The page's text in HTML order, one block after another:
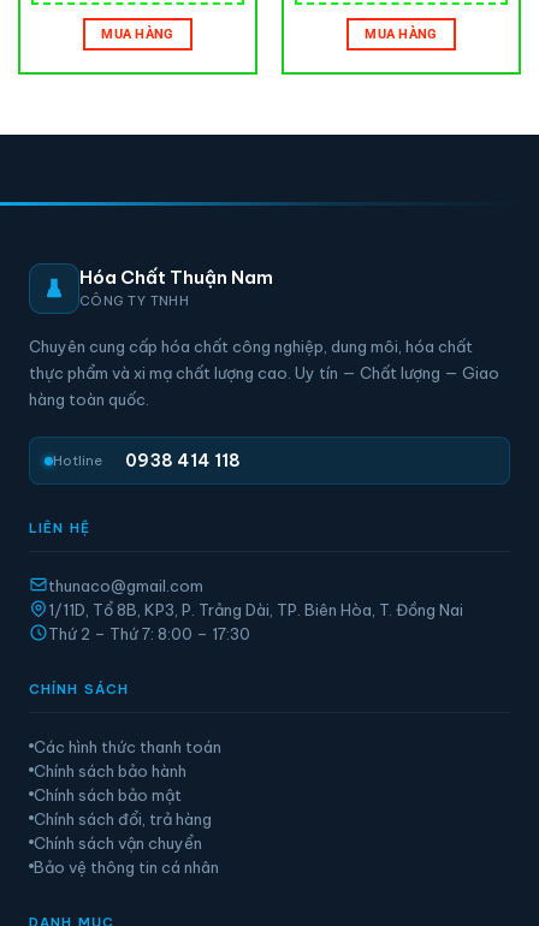
MUA HÀNG MUA HÀNG
Hóa Chất Thuận Nam
CÔNG TY TNHH
Chuyên cung cấp hóa chất công nghiệp, dung môi, hóa chất
thực phẩm và xi mạ chất lượng cao. Uy tín — Chất lượng — Giao
hàng toàn quốc.
Hotline 0938 414 118
LIÊN HỆ
thunaco@gmail.com
1/11D, Tổ 8B, KP3, P. Trảng Dài, TP. Biên Hòa, T. Đồng Nai
Thứ 2 – Thứ 7: 8:00 – 17:30
CHÍNH SÁCH
Các hình thức thanh toán
Chính sách bảo hành
Chính sách bảo mật
Chính sách đổi, trả hàng
Chính sách vận chuyển
Bảo vệ thông tin cá nhân
DANH MỤC